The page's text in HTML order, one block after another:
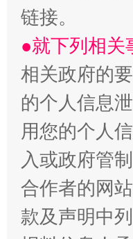
链接。
●就下列相
相关政府的
的个人信息泄
用您的个人
入或政府管
合作者的网
款及声明中